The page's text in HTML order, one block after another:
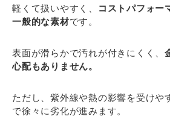
軽くて扱いやすく、
コストパフォー
一般的な素材です。
表面が滑らかで汚れが付きにくく、
心配もありません。
ただし、紫外線や熱の影響を受けや
で徐々に劣化が進みます。